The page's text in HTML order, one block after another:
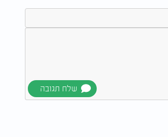
(פאלי) כהן, שהגה את הרעיון והוביל אותו
התודה והברכה לראש העיר, מר רועי גבאי,
לשאר חברי מועצת העיר אשר הצביעו בעד
כנה לרווחת התושבים ולצרכיהם